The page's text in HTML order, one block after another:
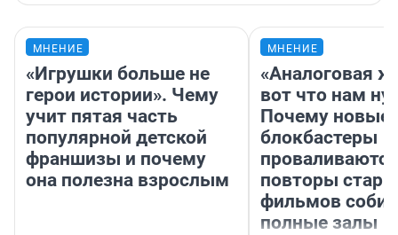
МНЕНИЕ
«Игрушки больше не
герои истории». Чему
учит пятая часть
популярной детской
франшизы и почему
она полезна взрослым
МНЕНИЕ
«Аналоговая
вот что нам
Почему новые
блокбастеры
повторы
фильмов
полные залы